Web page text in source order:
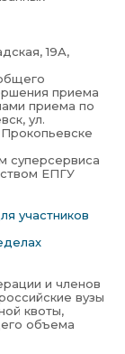
19А,
приема
приема по
ул.
суперсервиса
ЕПГУ
участников
и членов
вузы
квоты,
объема